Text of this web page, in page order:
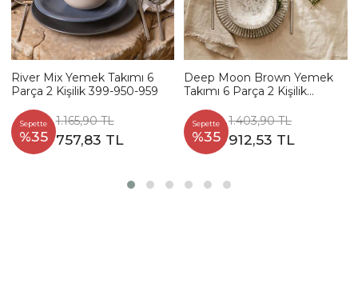
River Mix Yemek Takımı 6
Parça 2 Kişilik 399-950-959
Sepette
%35
1.165,90 TL
757,83 TL
Deep Moon Brown Yemek
Takımı 6 Parça 2 Kişilik
Sepette
%35
1.403,90 TL
912,53 TL